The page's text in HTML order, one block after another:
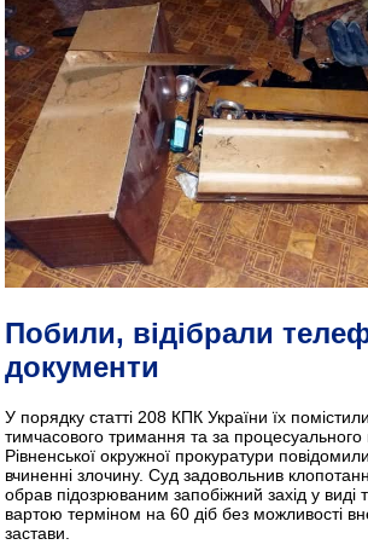
Побили, відібрали
документи
У порядку статті 208 КПК України їх
тимчасового тримання та за процесуального
Рівненської окружної прокуратури
вчиненні злочину. Суд задовольнив
обрав підозрюваним запобіжний захід у виді
вартою терміном на 60 діб без можливості
застави.